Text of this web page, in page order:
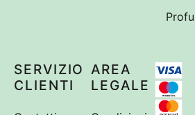
SERVIZIO
CLIENTI
AREA
LEGALE